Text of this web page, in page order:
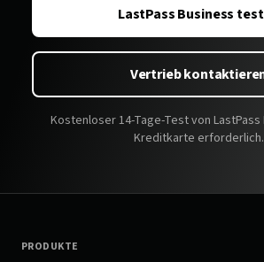
LastPass Business
Vertrieb
Kostenloser 14-Tage-Test von LastPass
Kreditkarte erforderlich.
PRODUKTE